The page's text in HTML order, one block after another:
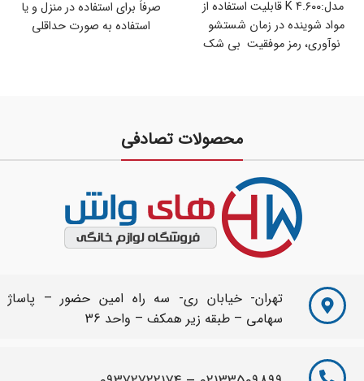
مدل:K ۴.۶۰۰ قابلیت استفاده از
مواد شوینده در زمان شستشو
نوآوری، رمز موفقیت بی شک
صرفاً برای استفاده در منزل و یا
استفاده به صورت حداقلی
محصولات تصادفی
تهران- خیابان ری- سه راه امین حضور – پاساژ
سهامی – طبقه زیر همکف – واحد 36